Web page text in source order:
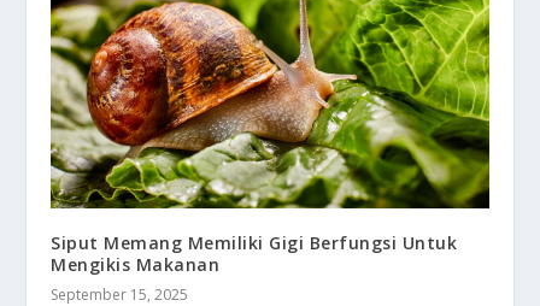
Siput Memang Memiliki Gigi Berfungsi Untuk
Mengikis Makanan
September 15, 2025